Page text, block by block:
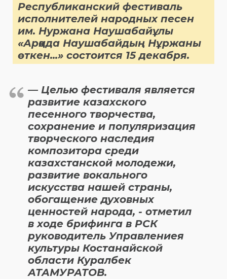
Республиканский фестиваль
исполнителей народных песен
им. Нуржана Наушабайұлы
«Арқада Наушабайдың Нұржаны
өткен...» состоится 15 декабря.
— Целью фестиваля является
развитие казахского
песенного творчества,
сохранение и популяризация
творческого наследия
композитора среди
казахстанской молодежи,
развитие вокального
искусства нашей страны,
обогащение духовных
ценностей народа, - отметил
в ходе брифинга в РСК
руководитель Управлениея
культуры Костанайской
области Куралбек
АТАМУРАТОВ.